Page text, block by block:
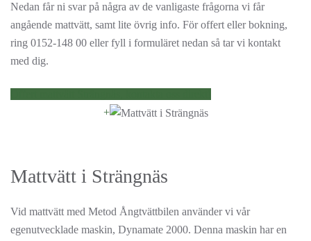
Nedan får ni svar på några av de vanligaste frågorna vi får
angående mattvätt, samt lite övrig info. För offert eller bokning,
ring 0152-148 00 eller fyll i formuläret nedan så tar vi kontakt
med dig.
+
Mattvätt i Strängnäs
Vid mattvätt med Metod Ångtvättbilen använder vi vår
egenutvecklade maskin, Dynamate 2000. Denna maskin har en